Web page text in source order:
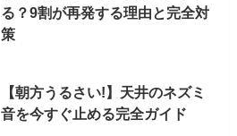
る？9割が再発する理由と完全対
策
【朝方うるさい!】天井のネズミ
音を今すぐ止める完全ガイド